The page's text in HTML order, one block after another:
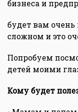
бизнеса и
будет вам очень
сложном и это
Попробуем
детей моими
Кому будет